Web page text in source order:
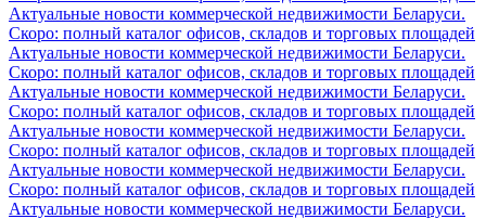
Актуальные новости коммерческой недвижимости Беларуси.
Скоро: полный каталог офисов, складов и торговых площадей
Актуальные новости коммерческой недвижимости Беларуси.
Скоро: полный каталог офисов, складов и торговых площадей
Актуальные новости коммерческой недвижимости Беларуси.
Скоро: полный каталог офисов, складов и торговых площадей
Актуальные новости коммерческой недвижимости Беларуси.
Скоро: полный каталог офисов, складов и торговых площадей
Актуальные новости коммерческой недвижимости Беларуси.
Скоро: полный каталог офисов, складов и торговых площадей
Актуальные новости коммерческой недвижимости Беларуси.